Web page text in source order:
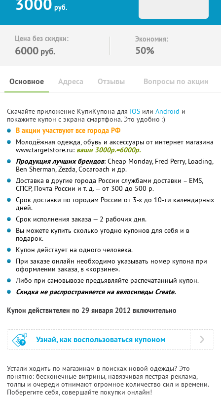
руб.
Цена без скидки:
6000 руб.
Экономия:
50%
Основное Отзывы Вопросы по акции
Адреса
Скачайте приложение КупиКупона для IOS или Android и
покажите купон с экрана смартфона. Это удобно :)
В акции участвуют все города РФ
Молодёжная одежда, обувь и аксессуары от интернет магазина
www.targetstore.ru: ваши 3000р.=6000р.
Продукция лучших брендов: Cheap Monday, Fred Perry, Loading,
Ben Sherman, Zezda, Cocaroach и др.
Доставка в другие города России службами доставки – EMS,
СПСР, Почта России и т. д. — от 300 до 500 р.
Срок доставки по городам России от 3-х до 10-ти календарных
дней.
Срок исполнения заказа — 2 рабочих дня.
Вы можете купить сколько угодно купонов для себя и в
подарок.
Купон действует на одного человека.
При заказе онлайн необходимо указывать номер купона при
оформлении заказа, в «корзине».
Либо при самовывозе предъявляйте распечатанный купон.
Скидка не распространяется на велосипеды Create.
Купон действителен по 29 января 2012 включительно
Узнай, как воспользоваться купоном
Устали ходить по магазинам в поисках новой одежды? Это
понятно: бесконечные витрины, навязчивая пестрая реклама,
толпы и очереди отнимают огромное количество сил и времени.
Поберегите себя, совершайте покупки онлайн!